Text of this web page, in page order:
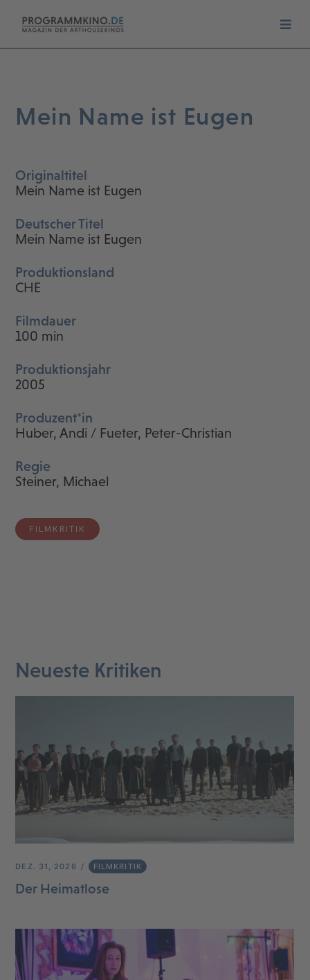
Mein Name ist Eugen
Originaltitel
Mein Name ist Eugen
Deutscher Titel
Mein Name ist Eugen
Produktionsland
CHE
Filmdauer
100 min
Produktionsjahr
2005
Produzent*in
Huber, Andi / Fueter, Peter-Christian
Regie
Steiner, Michael
FILMKRITIK
Neueste Kritiken
DEZ. 31, 2026 FILMKRITIK
Der Heimatlose